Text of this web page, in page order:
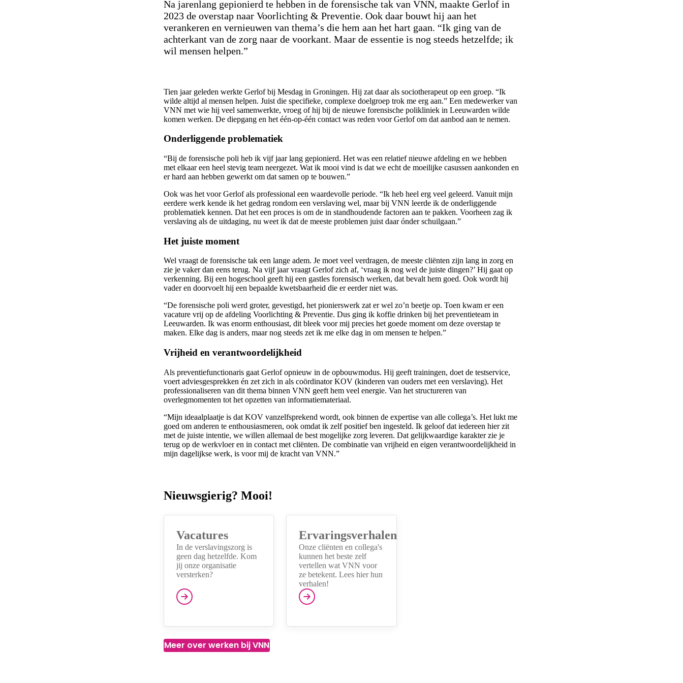
Na jarenlang gepionierd te hebben in de forensische tak van VNN, maakte Gerlof in
2023 de overstap naar Voorlichting & Preventie. Ook daar bouwt hij aan het
verankeren en vernieuwen van thema’s die hem aan het hart gaan. “Ik ging van de
achterkant van de zorg naar de voorkant. Maar de essentie is nog steeds hetzelfde; ik
wil mensen helpen.”
Tien jaar geleden werkte Gerlof bij Mesdag in Groningen. Hij zat daar als sociotherapeut op een groep. “Ik
wilde altijd al mensen helpen. Juist die specifieke, complexe doelgroep trok me erg aan.” Een medewerker van
VNN met wie hij veel samenwerkte, vroeg of hij bij de nieuwe forensische polikliniek in Leeuwarden wilde
komen werken. De diepgang en het één-op-één contact was reden voor Gerlof om dat aanbod aan te nemen.
Onderliggende problematiek
“Bij de forensische poli heb ik vijf jaar lang gepionierd. Het was een relatief nieuwe afdeling en we hebben
met elkaar een heel stevig team neergezet. Wat ik mooi vind is dat we echt de moeilijke casussen aankonden en
er hard aan hebben gewerkt om dat samen op te bouwen.”
Ook was het voor Gerlof als professional een waardevolle periode. “Ik heb heel erg veel geleerd. Vanuit mijn
eerdere werk kende ik het gedrag rondom een verslaving wel, maar bij VNN leerde ik de onderliggende
problematiek kennen. Dat het een proces is om de in standhoudende factoren aan te pakken. Voorheen zag ik
verslaving als de uitdaging, nu weet ik dat de meeste problemen juist daar ónder schuilgaan.”
Het juiste moment
Wel vraagt de forensische tak een lange adem. Je moet veel verdragen, de meeste cliënten zijn lang in zorg en
zie je vaker dan eens terug. Na vijf jaar vraagt Gerlof zich af, ‘vraag ik nog wel de juiste dingen?’ Hij gaat op
verkenning. Bij een hogeschool geeft hij een gastles forensisch werken, dat bevalt hem goed. Ook wordt hij
vader en doorvoelt hij een bepaalde kwetsbaarheid die er eerder niet was.
“De forensische poli werd groter, gevestigd, het pionierswerk zat er wel zo’n beetje op. Toen kwam er een
vacature vrij op de afdeling Voorlichting & Preventie. Dus ging ik koffie drinken bij het preventieteam in
Leeuwarden. Ik was enorm enthousiast, dit bleek voor mij precies het goede moment om deze overstap te
maken. Elke dag is anders, maar nog steeds zet ik me elke dag in om mensen te helpen.”
Vrijheid en verantwoordelijkheid
Als preventiefunctionaris gaat Gerlof opnieuw in de opbouwmodus. Hij geeft trainingen, doet de testservice,
voert adviesgesprekken én zet zich in als coördinator KOV (kinderen van ouders met een verslaving). Het
professionaliseren van dit thema binnen VNN geeft hem veel energie. Van het structureren van
overlegmomenten tot het opzetten van informatiemateriaal.
“Mijn ideaalplaatje is dat KOV vanzelfsprekend wordt, ook binnen de expertise van alle collega’s. Het lukt me
goed om anderen te enthousiasmeren, ook omdat ik zelf positief ben ingesteld. Ik geloof dat iedereen hier zit
met de juiste intentie, we willen allemaal de best mogelijke zorg leveren. Dat gelijkwaardige karakter zie je
terug op de werkvloer en in contact met cliënten. De combinatie van vrijheid en eigen verantwoordelijkheid in
mijn dagelijkse werk, is voor mij de kracht van VNN.”
Nieuwsgierig? Mooi!
Vacatures
In de verslavingszorg is
geen dag hetzelfde. Kom
jij onze organisatie
versterken?
Ervaringsverhalen
Onze cliënten en collega's
kunnen het beste zelf
vertellen wat VNN voor
ze betekent. Lees hier hun
verhalen!
Meer over werken bij VNN